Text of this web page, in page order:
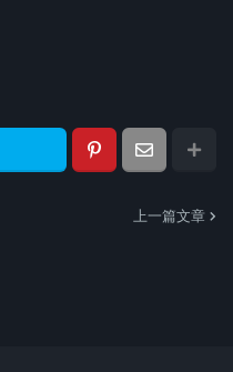
上一篇文章